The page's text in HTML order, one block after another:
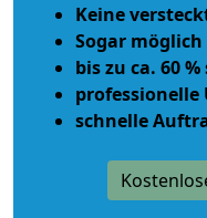
Keine
Sogar
bis zu ca. 60
schnelle